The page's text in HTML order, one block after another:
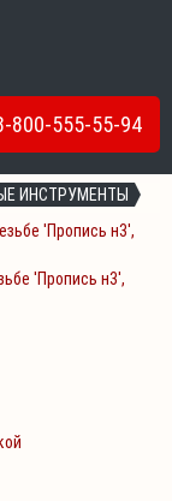
800-555-55-94
ИНСТРУМЕНТЫ
'Пропись н3',